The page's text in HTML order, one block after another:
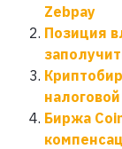
Zebpay
Позиция
Биржа